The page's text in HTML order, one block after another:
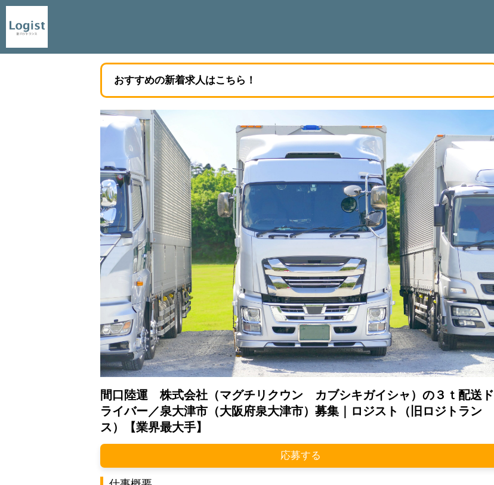
おすすめの新着求人はこちら！
間口陸運 株式会社（マグチリクウン カブシキガイシャ）の３ｔ配送ド
ライバー／泉大津市（大阪府泉大津市）募集｜ロジスト（旧ロジトラン
ス）【業界最大手】
応募する